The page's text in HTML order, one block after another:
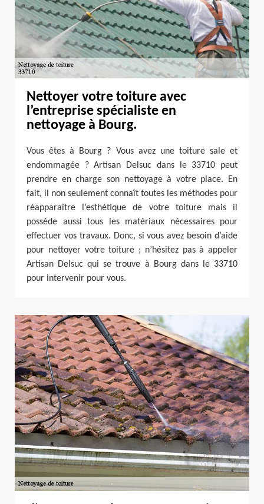
Nettoyer votre toiture avec
l’entreprise spécialiste en
nettoyage à Bourg.
Vous êtes à Bourg ? Vous avez une toiture sale et
endommagée ? Artisan Delsuc dans le 33710 peut
prendre en charge son nettoyage à votre place. En
fait, il non seulement connaît toutes les méthodes pour
réapparaître l’esthétique de votre toiture mais il
possède aussi tous les matériaux nécessaires pour
effectuer vos travaux. Donc, si vous avez besoin d’aide
pour nettoyer votre toiture ; n’hésitez pas à appeler
Artisan Delsuc qui se trouve à Bourg dans le 33710
pour intervenir pour vous.